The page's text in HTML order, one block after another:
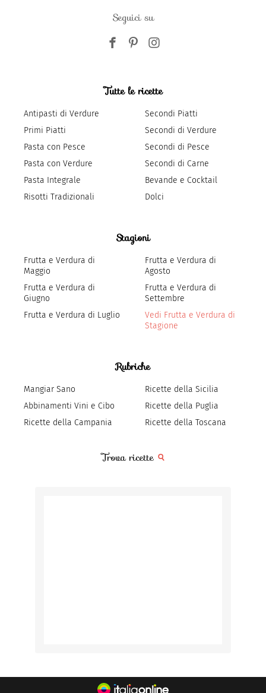
Seguici su
Tutte le ricette
Antipasti di Verdure
Primi Piatti
Pasta con Pesce
Pasta con Verdure
Pasta Integrale
Risotti Tradizionali
Secondi Piatti
Secondi di Verdure
Secondi di Pesce
Secondi di Carne
Bevande e Cocktail
Dolci
Stagioni
Frutta e Verdura di
Maggio
Frutta e Verdura di
Giugno
Frutta e Verdura di Luglio
Frutta e Verdura di
Agosto
Frutta e Verdura di
Settembre
Vedi Frutta e Verdura di
Stagione
Rubriche
Mangiar Sano
Abbinamenti Vini e Cibo
Ricette della Campania
Ricette della Sicilia
Ricette della Puglia
Ricette della Toscana
Trova ricette